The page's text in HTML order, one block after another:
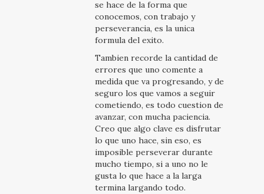
se hace de la forma que
conocemos, con trabajo y
perseverancia, es la unica
formula del exito.
Tambien recorde la cantidad de
errores que uno comente a
medida que va progresando, y de
seguro los que vamos a seguir
cometiendo, es todo cuestion de
avanzar, con mucha paciencia.
Creo que algo clave es disfrutar
lo que uno hace, sin eso, es
imposible perseverar durante
mucho tiempo, si a uno no le
gusta lo que hace a la larga
termina largando todo.